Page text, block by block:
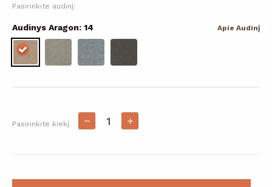
Pasirinkite audinį:
Audinys Aragon: 14 Apie Audinį
Pasirinkite kiekį